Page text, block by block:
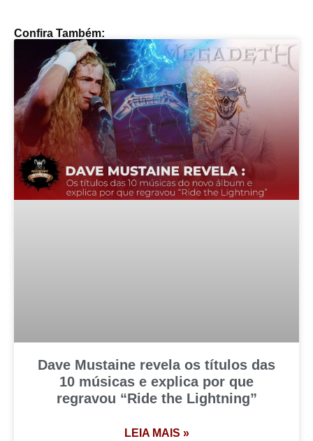
Confira Também:
Dave Mustaine revela os títulos das
10 músicas e explica por que
regravou “Ride the Lightning”
LEIA MAIS »